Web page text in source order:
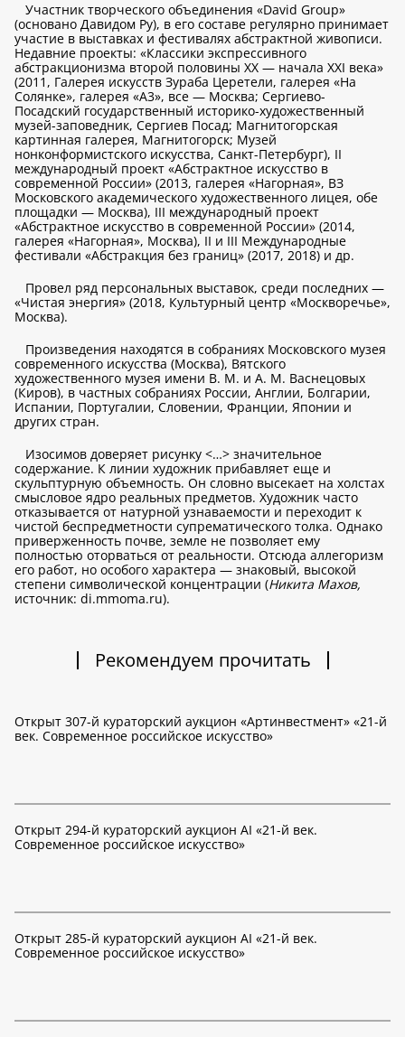
Участник творческого объединения «David Group»
(основано Давидом Ру), в его составе регулярно принимает
участие в выставках и фестивалях абстрактной живописи.
Недавние проекты: «Классики экспрессивного
абстракционизма второй половины ХХ — начала XXI века»
(2011, Галерея искусств Зураба Церетели, галерея «На
Солянке», галерея «А3», все — Москва; Сергиево-
Посадский государственный историко-художественный
музей-заповедник, Сергиев Посад; Магнитогорская
картинная галерея, Магнитогорск; Музей
нонконформистского искусства, Санкт-Петербург), II
международный проект «Абстрактное искусство в
современной России» (2013, галерея «Нагорная», ВЗ
Московского академического художественного лицея, обе
площадки — Москва), III международный проект
«Абстрактное искусство в современной России» (2014,
галерея «Нагорная», Москва), II и III Международные
фестивали «Абстракция без границ» (2017, 2018) и др.
Провел ряд персональных выставок, среди последних —
«Чистая энергия» (2018, Культурный центр «Москворечье»,
Москва).
Произведения находятся в собраниях Московского музея
современного искусства (Москва), Вятского
художественного музея имени В. М. и А. М. Васнецовых
(Киров), в частных собраниях России, Англии, Болгарии,
Испании, Португалии, Словении, Франции, Японии и
других стран.
Изосимов доверяет рисунку <…> значительное
содержание. К линии художник прибавляет еще и
скульптурную объемность. Он словно высекает на холстах
смысловое ядро реальных предметов. Художник часто
отказывается от натурной узнаваемости и переходит к
чистой беспредметности супрематического толка. Однако
приверженность почве, земле не позволяет ему
полностью оторваться от реальности. Отсюда аллегоризм
его работ, но особого характера — знаковый, высокой
степени символической концентрации (Никита Махов,
источник: di.mmoma.ru).
Рекомендуем прочитать
Открыт 307-й кураторский аукцион «Артинвестмент» «21-й
век. Современное российское искусство»
Открыт 294-й кураторский аукцион AI «21-й век.
Современное российское искусство»
Открыт 285-й кураторский аукцион AI «21-й век.
Современное российское искусство»